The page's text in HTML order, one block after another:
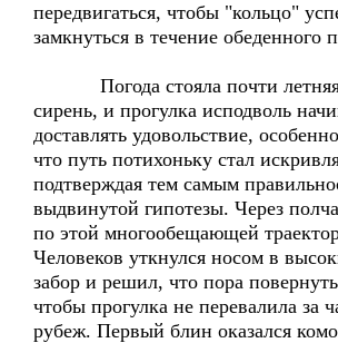
передвигаться, чтобы "кольцо"
замкнуться в течение обеденного
Погода стояла почти
сирень, и прогулка исподволь
доставлять удовольствие,
что путь потихоньку стал
подтверждая тем самым
выдвинутой гипотезы. Через
по этой многообещающей
Человеков уткнулся носом в
забор и решил, что пора
чтобы прогулка не перевалила за
рубеж. Первый блин оказался